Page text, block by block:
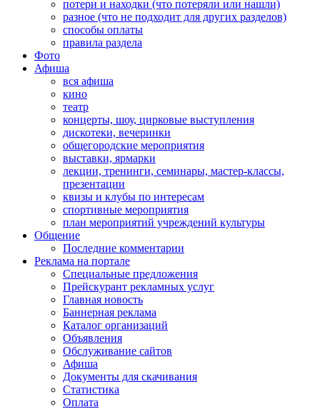
потери и находки (что потеряли или нашли)
разное (что не подходит для других разделов)
способы оплаты
правила раздела
Фото
Афиша
вся афиша
кино
театр
концерты, шоу, цирковые выступления
дискотеки, вечеринки
общегородские мероприятия
выставки, ярмарки
лекции, тренинги, семинары, мастер-классы,
презентации
квизы и клубы по интересам
спортивные мероприятия
план мероприятий учреждений культуры
Общение
Последние комментарии
Реклама на портале
Специальные предложения
Прейскурант рекламных услуг
Главная новость
Баннерная реклама
Каталог организаций
Объявления
Обслуживание сайтов
Афиша
Документы для скачивания
Статистика
Оплата